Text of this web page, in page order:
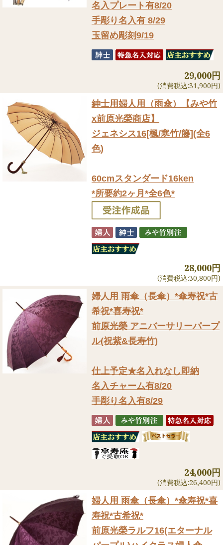
名入プレート有8/20
手彫り名入有 8/29
玉留め彫刻9/19
29,000円
(消費税込:31,900円)
紳士用婦人用（雨傘）
【みや竹
x前原光榮商店】
ジェネシス16[楓/寒竹/籐](全6
色)
60cmスタンダード16ken
*所要約2ヶ月*全6色*
28,000円
(消費税込:30,800円)
婦人用 雨傘（長傘） *傘寿祝*古
希祝*喜寿祝*
前原光榮 アニバーサリーパープ
ル(祝紫&長寿竹)
仕上予定★名入れなし即納
名入チャーム有8/20
手彫り名入有8/29
24,000円
(消費税込:26,400円)
婦人用 雨傘（長傘） *傘寿祝*喜
寿祝*古希祝*
前原光榮ラルフ16(エターナル